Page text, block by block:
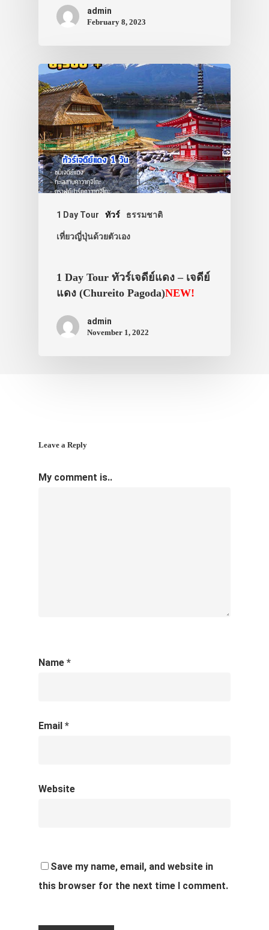
admin
February 8, 2023
1 Day Tour ทัวร์ ธรรมชาติ
เที่ยวญี่ปุ่นด้วยตัวเอง
1 Day Tour ทัวร์เจดีย์แดง – เจดีย์
แดง (Chureito Pagoda)NEW!
admin
November 1, 2022
Leave a Reply
My comment is..
Name *
Email *
Website
Save my name, email, and website in
this browser for the next time I comment.
ประเทศญี่ปุ่น
เที่ยวญี่ปุ่นด้ว
เอง
รถบัส
เดินทาง
VIDEO
ภาพประทับใจ